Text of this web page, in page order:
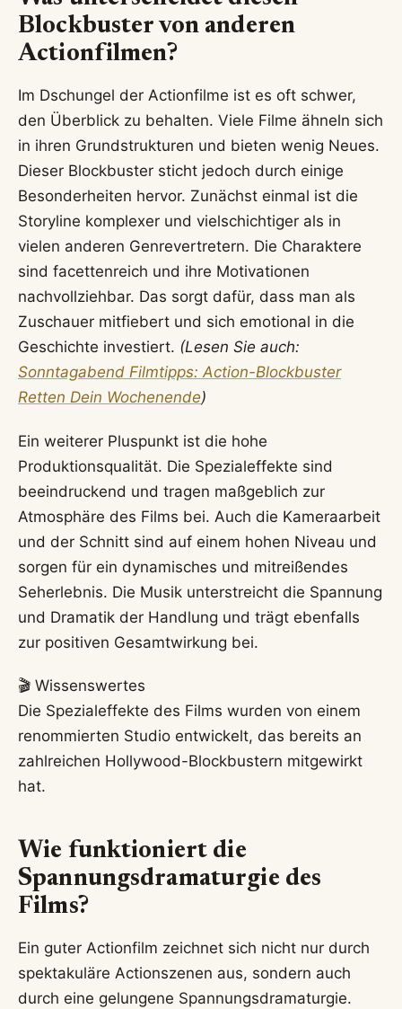
Blockbuster von anderen
Actionfilmen?
Im Dschungel der Actionfilme ist es oft schwer,
den Überblick zu behalten. Viele Filme ähneln sich
in ihren Grundstrukturen und bieten wenig Neues.
Dieser Blockbuster sticht jedoch durch einige
Besonderheiten hervor. Zunächst einmal ist die
Storyline komplexer und vielschichtiger als in
vielen anderen Genrevertretern. Die Charaktere
sind facettenreich und ihre Motivationen
nachvollziehbar. Das sorgt dafür, dass man als
Zuschauer mitfiebert und sich emotional in die
Geschichte investiert. (Lesen Sie auch:
Sonntagabend Filmtipps: Action-Blockbuster
Retten Dein Wochenende)
Ein weiterer Pluspunkt ist die hohe
Produktionsqualität. Die Spezialeffekte sind
beeindruckend und tragen maßgeblich zur
Atmosphäre des Films bei. Auch die Kameraarbeit
und der Schnitt sind auf einem hohen Niveau und
sorgen für ein dynamisches und mitreißendes
Seherlebnis. Die Musik unterstreicht die Spannung
und Dramatik der Handlung und trägt ebenfalls
zur positiven Gesamtwirkung bei.
🎬 Wissenswertes
Die Spezialeffekte des Films wurden von einem
renommierten Studio entwickelt, das bereits an
zahlreichen Hollywood-Blockbustern mitgewirkt
hat.
Wie funktioniert die
Spannungsdramaturgie des
Films?
Ein guter Actionfilm zeichnet sich nicht nur durch
spektakuläre Actionszenen aus, sondern auch
durch eine gelungene Spannungsdramaturgie.